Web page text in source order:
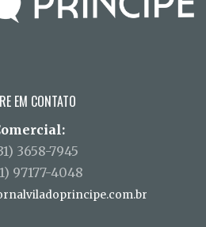
EM CONTATO
3658-7945
97177-4048